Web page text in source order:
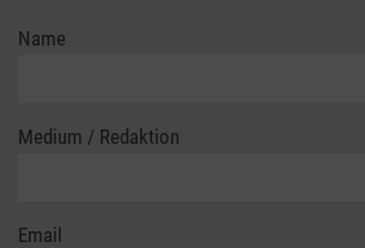
Name
Medium / Redaktion
Email